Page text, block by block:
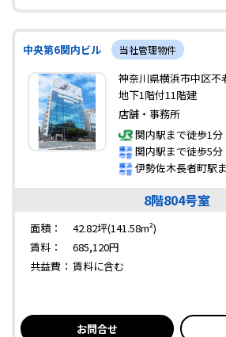
中央第6関内ビル 当社管理物件
神奈川県横浜市中区不
地下1階付11階建
店舗・事務所
関内駅まで徒歩1分
関内駅まで徒歩5分
伊勢佐木長者町駅
8階804号室
面積：
42.82坪(141.58m²)
賃料：
685,120円
共益費： 賃料に含む
お問合せ